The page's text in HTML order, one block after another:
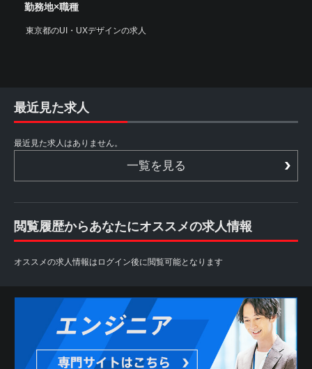
勤務地×職種
東京都のUI・UXデザインの求人
最近見た求人
最近見た求人はありません。
一覧を見る
閲覧履歴からあなたにオススメの求人情報
オススメの求人情報はログイン後に閲覧可能となります